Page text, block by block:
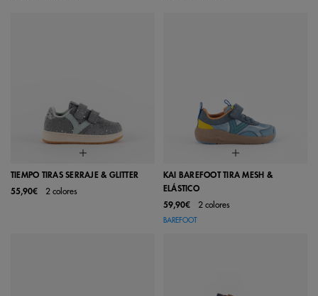
TIEMPO TIRAS SERRAJE & GLITTER
55,90€
2 colores
KAI BAREFOOT TIRA MESH &
ELÁSTICO
59,90€
2 colores
BAREFOOT